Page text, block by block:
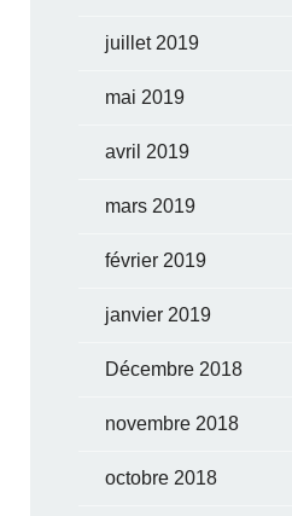
juillet 2019
mai 2019
avril 2019
mars 2019
février 2019
janvier 2019
Décembre 2018
novembre 2018
octobre 2018